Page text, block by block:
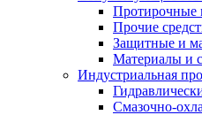
Протирочные
Прочие
Защитные и
Материалы и
Индустриальная
Смазочно-